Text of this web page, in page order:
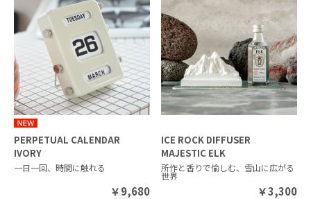
PERPETUAL CALENDAR
IVORY
一日一回、時間に触れる
￥9,680
ICE ROCK DIFFUSER
MAJESTIC ELK
所作と香りで愉しむ、雪山に広がる
世界
￥3,300